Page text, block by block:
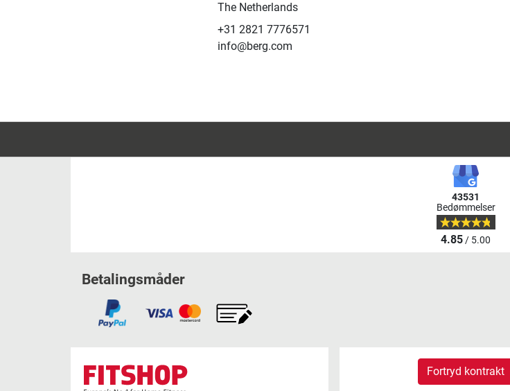
The Netherlands
+31 2821 7776571
info@berg.com
43531
Bedømmelser
4.85/ 5.00
Betalingsmåder
Fortryd kontrakt